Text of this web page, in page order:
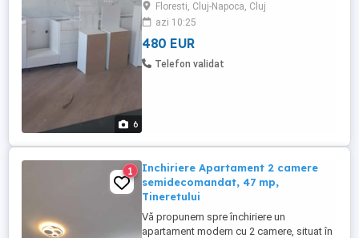
6
care își doresc confort și funcționalitate
într-o locuință primitoare. Apartamentul
dispune ...
Floresti, Cluj-Napoca, Cluj
azi 10:25
480 EUR
Telefon validat
1
Inchiriere Apartament 2 camere
semidecomandat, 47 mp,
Tineretului
Vă propunem spre închiriere un
apartament modern cu 2 camere, situat în